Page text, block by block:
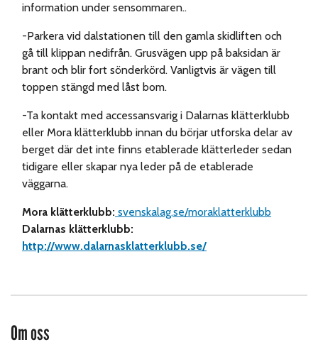
information under sensommaren..
-Parkera vid dalstationen till den gamla skidliften och
gå till klippan nedifrån. Grusvägen upp på baksidan är
brant och blir fort sönderkörd. Vanligtvis är vägen till
toppen stängd med låst bom.
-Ta kontakt med accessansvarig i Dalarnas klätterklubb
eller Mora klätterklubb innan du börjar utforska delar av
berget där det inte finns etablerade klätterleder sedan
tidigare eller skapar nya leder på de etablerade
väggarna.
Mora klätterklubb: svenskalag.se/moraklatterklubb
Dalarnas klätterklubb:
http://www.dalarnasklatterklubb.se/
Om oss